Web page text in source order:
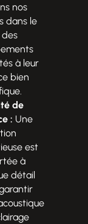
nos
dans le
à leur
bien
de
: Une
est
à
détail